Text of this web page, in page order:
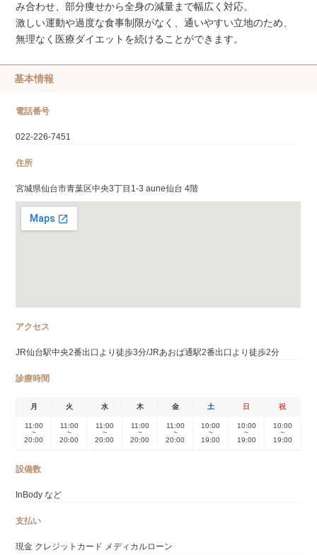
み合わせ、部分痩せから全身の減量まで幅広く対応。
激しい運動や過度な食事制限がなく、通いやすい立地のため、
無理なく医療ダイエットを続けることができます。
基本情報
電話番号
022-226-7451
住所
宮城県仙台市青葉区中央3丁目1-3 aune仙台 4階
アクセス
JR仙台駅中央2番出口より徒歩3分/JRあおば通駅2番出口より徒歩2分
診療時間
月 火 水 木 金 土 日 祝
11:00
~
20:00
11:00
~
20:00
11:00
~
20:00
11:00
~
20:00
11:00
~
20:00
10:00
~
19:00
10:00
~
19:00
10:00
~
19:00
設備数
InBody など
支払い
現金 クレジットカード メディカルローン